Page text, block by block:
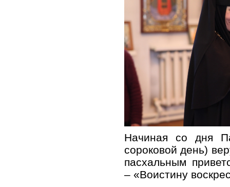
Начиная со дня
сороковой день)
пасхальным
– «Воистину